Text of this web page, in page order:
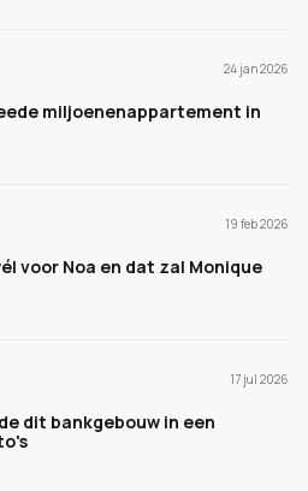
24 jan 2026
miljoenenappartement in
19 feb 2026
voor Noa en dat zal Monique
17 jul 2026
dit bankgebouw in een